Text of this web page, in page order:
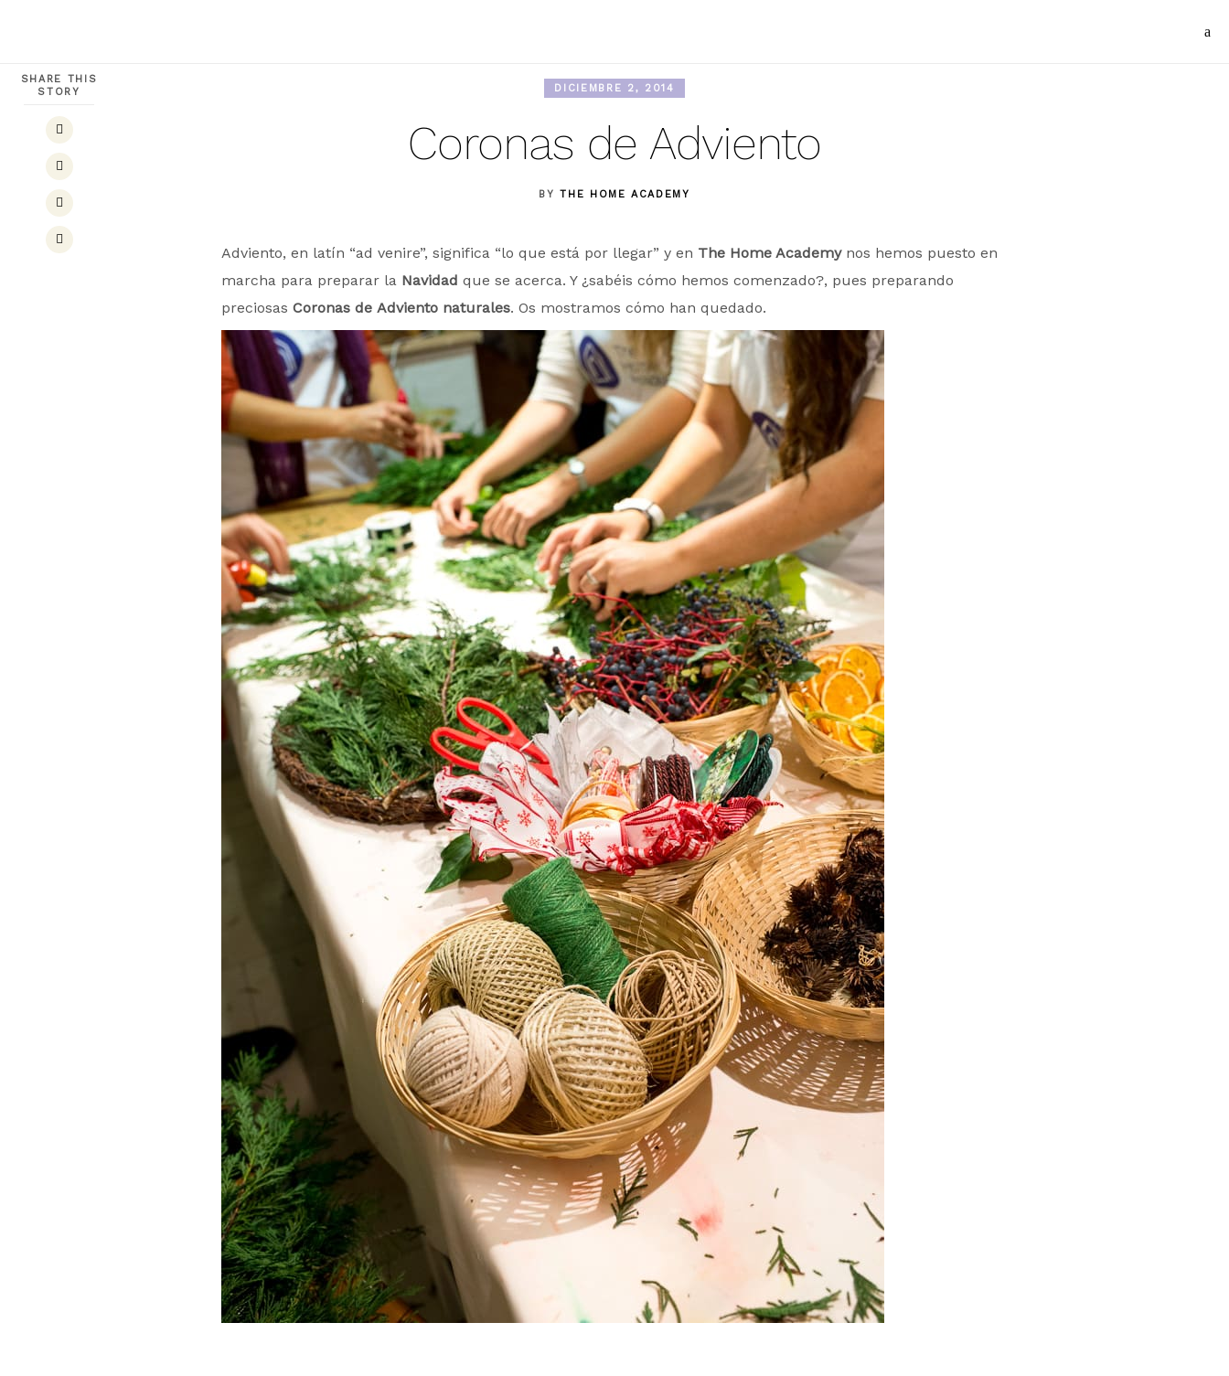
SHARE THIS
STORY
DICIEMBRE 2, 2014
Coronas de Adviento
BYTHE HOME ACADEMY
Adviento, en latín “ad venire”, significa “lo que está por llegar” y en The Home Academynos hemos puesto en
marcha para preparar la Navidad que se acerca. Y ¿sabéis cómo hemos comenzado?, pues preparando
preciosas Coronas de Adviento naturales. Os mostramos cómo han quedado.